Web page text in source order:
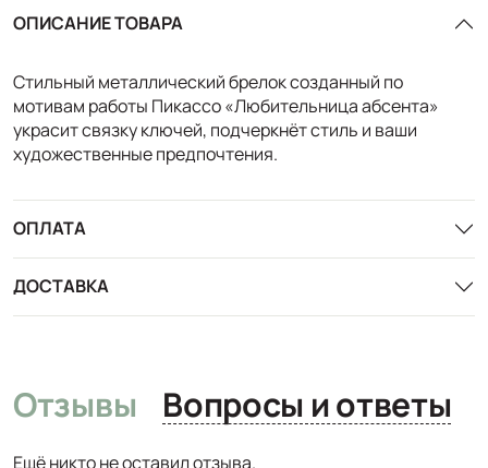
ОПИСАНИЕ ТОВАРА
Стильный металлический брелок созданный по
мотивам работы Пикассо «Любительница абсента»
украсит связку ключей, подчеркнёт стиль и ваши
художественные предпочтения.
ОПЛАТА
ДОСТАВКА
Отзывы Вопросы и ответы
Ещё никто не оставил отзыва.